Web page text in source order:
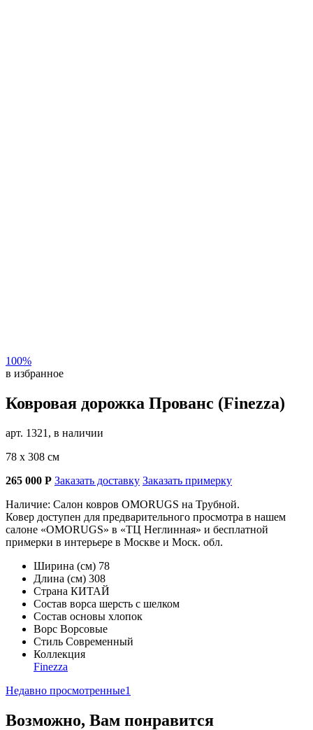
100%
в избранное
Ковровая дорожка Прованс (Finezza)
арт. 1321, в наличии
78 х 308 см
265 000 Р Заказать доставку Заказать примерку
Наличие: Салон ковров OMORUGS на Трубной.
Ковер доступен для предварительного просмотра в нашем
салоне «OMORUGS» в «ТЦ Неглинная» и бесплатной
примерки в интерьере в Москве и Моск. обл.
Ширина (см) 78
Длина (см) 308
Страна КИТАЙ
Состав ворса шерсть с шелком
Состав основы хлопок
Ворс Ворсовые
Стиль Современный
Коллекция
Finezza
Недавно просмотренные1
Возможно, Вам понравится